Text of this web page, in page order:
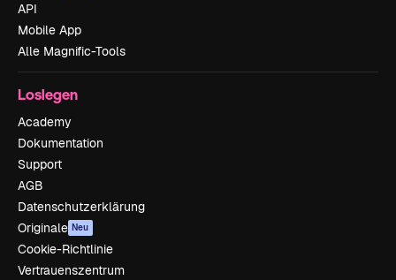
API
Mobile App
Alle Magnific-Tools
Loslegen
Academy
Dokumentation
Support
AGB
Datenschutzerklärung
Originale Neu
Cookie-Richtlinie
Vertrauenszentrum